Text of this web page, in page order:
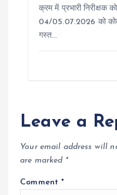
क्रम में प्रभारी निरीक्षक
04/05.07.2026 को
गस्त…
Leave a
Your email address will
are marked *
Comment*